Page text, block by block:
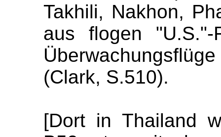
Takhili, Nakhon,
aus flogen "U.S."-
(Clark, S.510).
[Dort in Thailand